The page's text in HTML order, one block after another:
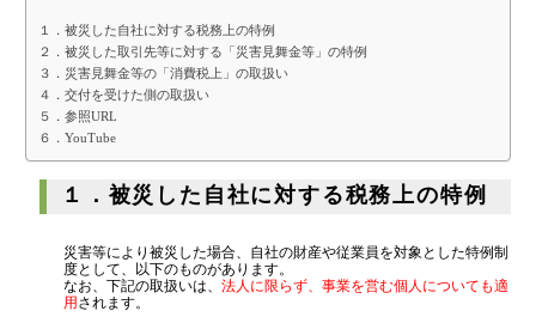
他の税理士事務所からの切り替えの場合
ベンチャー企業応援パック
記帳代行/その他
個人事業主のお客様
事務所案内
代表挨拶
１．被災した自社に対する税務上の特例
２．被災した取引先等に対する「災害見舞金等」の特例
３．災害見舞金等の「消費税上」の取扱い
４．交付を受けた側の取扱い
５．参照URL
６．YouTube
１．被災した自社に対する税務上の特例
災害等により被災した場合、自社の財産や従業員を対象とした特例制
度として、以下のものがあります。
なお、下記の取扱いは、 法人に限らず、事業を営む個人についても適
用されます。